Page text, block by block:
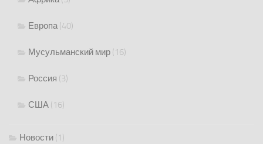
Европа(40)
Мусульманский мир (16)
Россия (3)
США (16)
Новости (1)